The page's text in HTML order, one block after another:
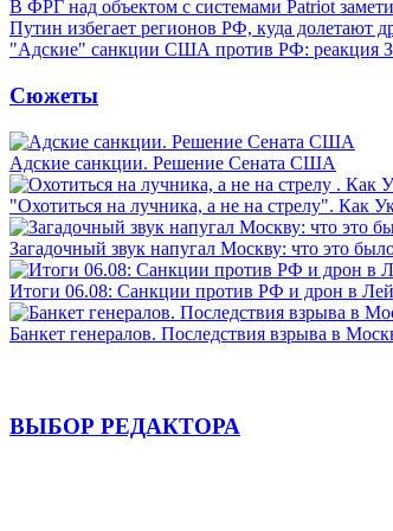
В ФРГ над объектом с системами Patriot
Путин избегает регионов РФ, куда долетают
"Адские" санкции США против РФ: реакция
Сюжеты
Адские санкции. Решение Сената США
"Охотиться на лучника, а не на стрелу". Как
Загадочный звук напугал Москву: что это
Итоги 06.08: Санкции против РФ и дрон в
Банкет генералов. Последствия взрыва в
ВЫБОР РЕДАКТОРА